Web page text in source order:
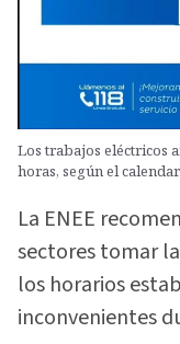
Los trabajos eléctricos
horas, según el
La ENEE
sectores tomar
los horarios
inconvenientes